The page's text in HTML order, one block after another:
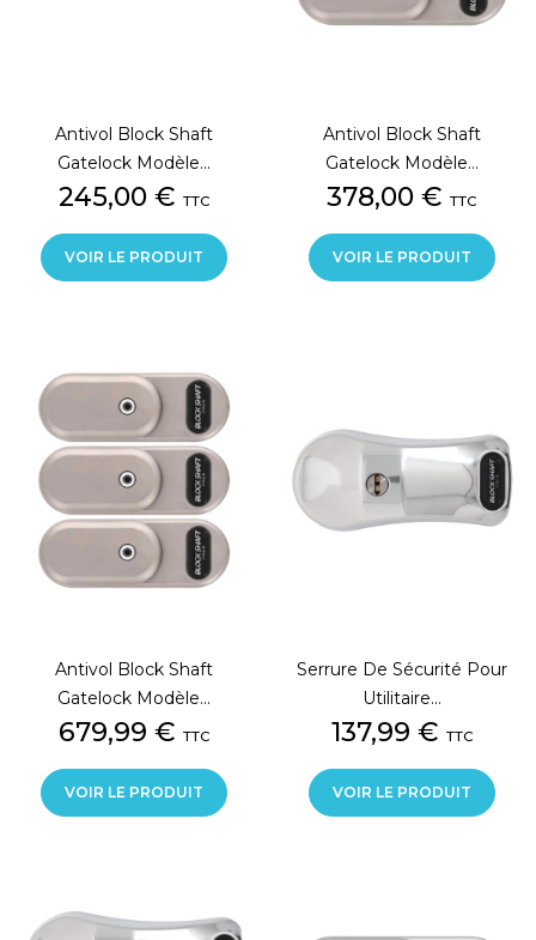
Antivol Block Shaft
Gatelock Modèle...
Prix
245,00 € TTC
VOIR LE PRODUIT
Antivol Block Shaft
Gatelock Modèle...
Prix
378,00 € TTC
VOIR LE PRODUIT
Antivol Block Shaft
Gatelock Modèle...
Prix
679,99 € TTC
VOIR LE PRODUIT
Serrure De Sécurité Pour
Utilitaire...
Prix
137,99 € TTC
VOIR LE PRODUIT